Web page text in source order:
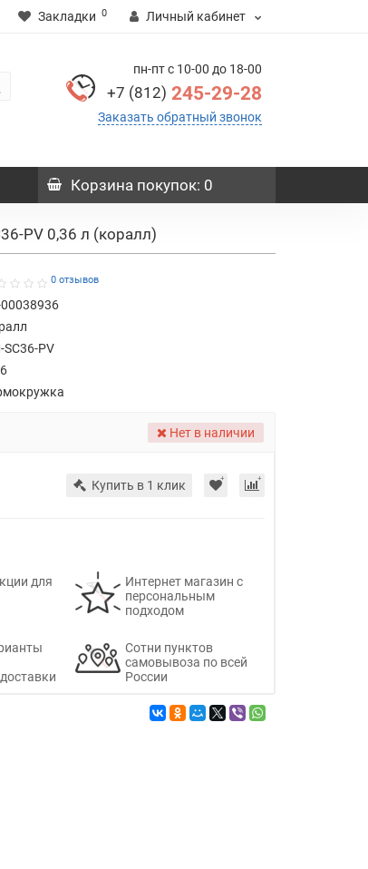
Закладки 0 Личный кабинет
пн-пт с 10-00 до 18-00
+7 (812) 245-29-28
Заказать обратный звонок
Корзина покупок: 0
PV 0,36 л (коралл)
0 отзывов
SC36-PV
Нет в наличии
Купить в 1 клик
для
Интернет магазин с
персональным
подходом
Сотни пунктов
самовывоза по всей
России